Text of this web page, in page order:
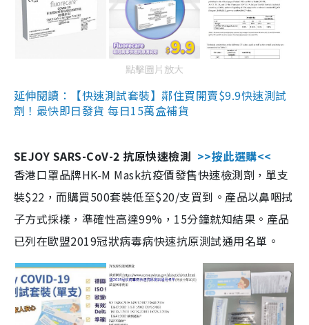
點擊圖片放大
延伸閱讀：【快速測試套裝】鄰住買開賣$9.9快速測試
劑！最快即日發貨 每日15萬盒補貨
SEJOY SARS-CoV-2 抗原快速檢測 >>按此選購<<
香港口罩品牌HK-M Mask抗疫價發售快速檢測劑，單支
裝$22，而購買500套裝低至$20/支買到。產品以鼻咽拭
子方式採樣，準確性高達99%，15分鐘就知結果。產品
已列在歐盟2019冠狀病毒病快速抗原測試通用名單。